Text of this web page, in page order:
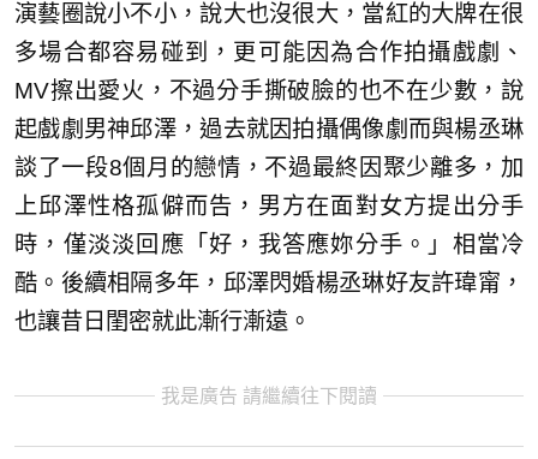
演藝圈說小不小，說大也沒很大，當紅的大牌在很
多場合都容易碰到，更可能因為合作拍攝戲劇、
MV擦出愛火，不過分手撕破臉的也不在少數，說
起戲劇男神邱澤，過去就因拍攝偶像劇而與楊丞琳
談了一段8個月的戀情，不過最終因聚少離多，加
上邱澤性格孤僻而告，男方在面對女方提出分手
時，僅淡淡回應「好，我答應妳分手。」相當冷
酷。後續相隔多年，邱澤閃婚楊丞琳好友許瑋甯，
也讓昔日閨密就此漸行漸遠。
我是廣告 請繼續往下閱讀